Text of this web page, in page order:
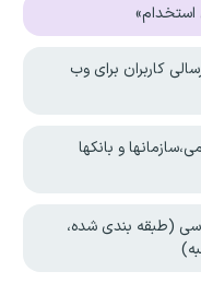
کاربران برای وب
و بانکها
(طبقه بندی شده،